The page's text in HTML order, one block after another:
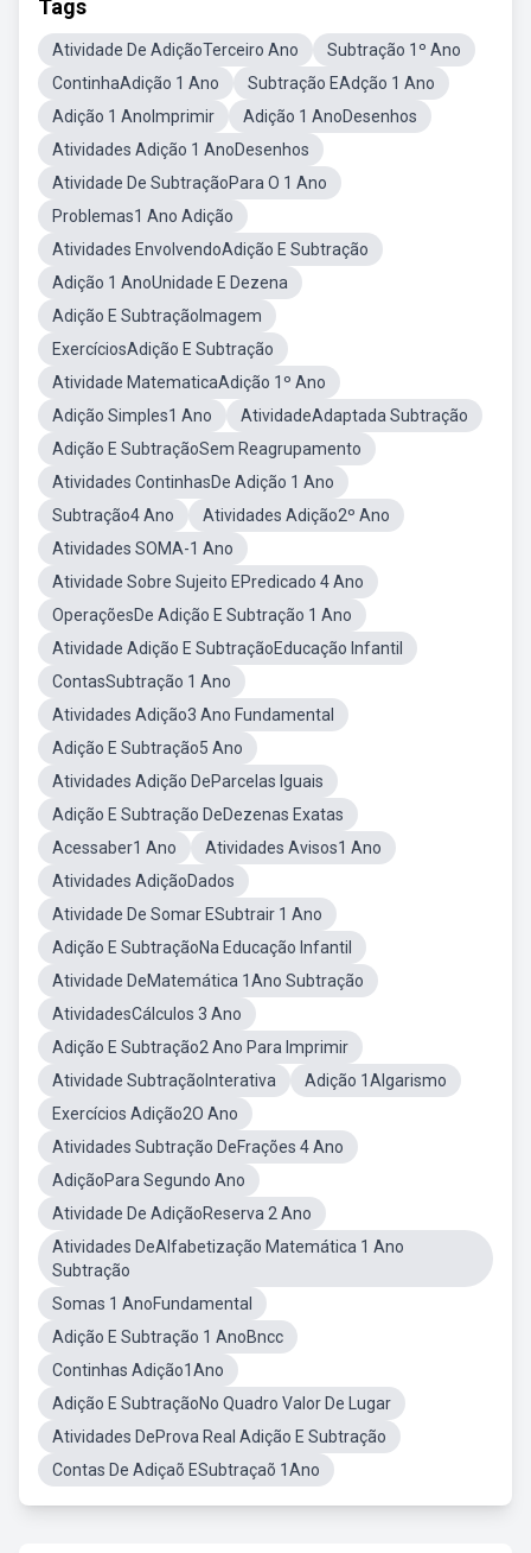
Tags
Atividade De AdiçãoTerceiro Ano
Subtração 1º Ano
ContinhaAdição 1 Ano
Subtração EAdção 1 Ano
Adição 1 AnoImprimir
Adição 1 AnoDesenhos
Atividades Adição 1 AnoDesenhos
Atividade De SubtraçãoPara O 1 Ano
Problemas1 Ano Adição
Atividades EnvolvendoAdição E Subtração
Adição 1 AnoUnidade E Dezena
Adição E SubtraçãoImagem
ExercíciosAdição E Subtração
Atividade MatematicaAdição 1º Ano
Adição Simples1 Ano
AtividadeAdaptada Subtração
Adição E SubtraçãoSem Reagrupamento
Atividades ContinhasDe Adição 1 Ano
Subtração4 Ano
Atividades Adição2º Ano
Atividades SOMA-1 Ano
Atividade Sobre Sujeito EPredicado 4 Ano
OperaçõesDe Adição E Subtração 1 Ano
Atividade Adição E SubtraçãoEducação Infantil
ContasSubtração 1 Ano
Atividades Adição3 Ano Fundamental
Adição E Subtração5 Ano
Atividades Adição DeParcelas Iguais
Adição E Subtração DeDezenas Exatas
Acessaber1 Ano
Atividades Avisos1 Ano
Atividades AdiçãoDados
Atividade De Somar ESubtrair 1 Ano
Adição E SubtraçãoNa Educação Infantil
Atividade DeMatemática 1Ano Subtração
AtividadesCálculos 3 Ano
Adição E Subtração2 Ano Para Imprimir
Atividade SubtraçãoInterativa
Adição 1Algarismo
Exercícios Adição2O Ano
Atividades Subtração DeFrações 4 Ano
AdiçãoPara Segundo Ano
Atividade De AdiçãoReserva 2 Ano
Atividades DeAlfabetização Matemática 1 Ano
Subtração
Somas 1 AnoFundamental
Adição E Subtração 1 AnoBncc
Continhas Adição1Ano
Adição E SubtraçãoNo Quadro Valor De Lugar
Atividades DeProva Real Adição E Subtração
Contas De Adiçaõ ESubtraçaõ 1Ano